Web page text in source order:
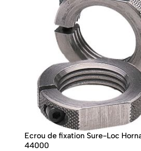
Ecrou de fixation Sure-Loc
44000